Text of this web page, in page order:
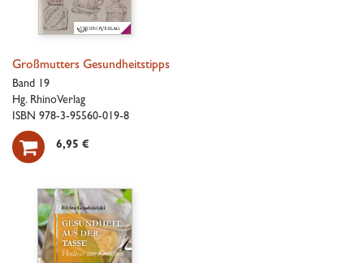
Großmutters Gesundheitstipps
Band 19
Hg. RhinoVerlag
ISBN 978-3-95560-019-8
 6,95 €